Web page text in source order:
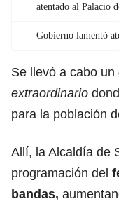
atentado al Palacio
Gobierno lamentó
Se llevó a cabo un
extraordinario
para la población
Allí, la Alcaldía de
programación del
bandas,